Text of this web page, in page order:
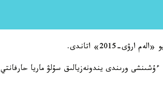
ورىندى يندونەزيالىق سۇلۋ ماريا حارفانتي